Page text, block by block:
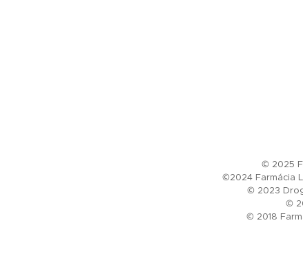
© 2025
©2024 Farmácia
© 2023
©
© 2018